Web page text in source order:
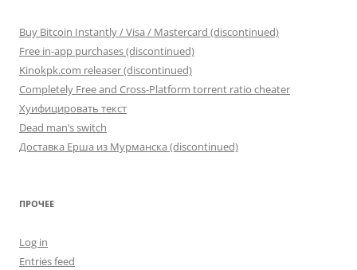
Buy Bitcoin Instantly / Visa / Mastercard (discontinued)
Free in-app purchases (discontinued)
Kinokpk.com releaser (discontinued)
Completely Free and Cross-Platform torrent ratio cheater
Хуифицировать текст
Dead man’s switch
Доставка Ерша из Мурманска (discontinued)
ПРОЧЕЕ
Log in
Entries feed